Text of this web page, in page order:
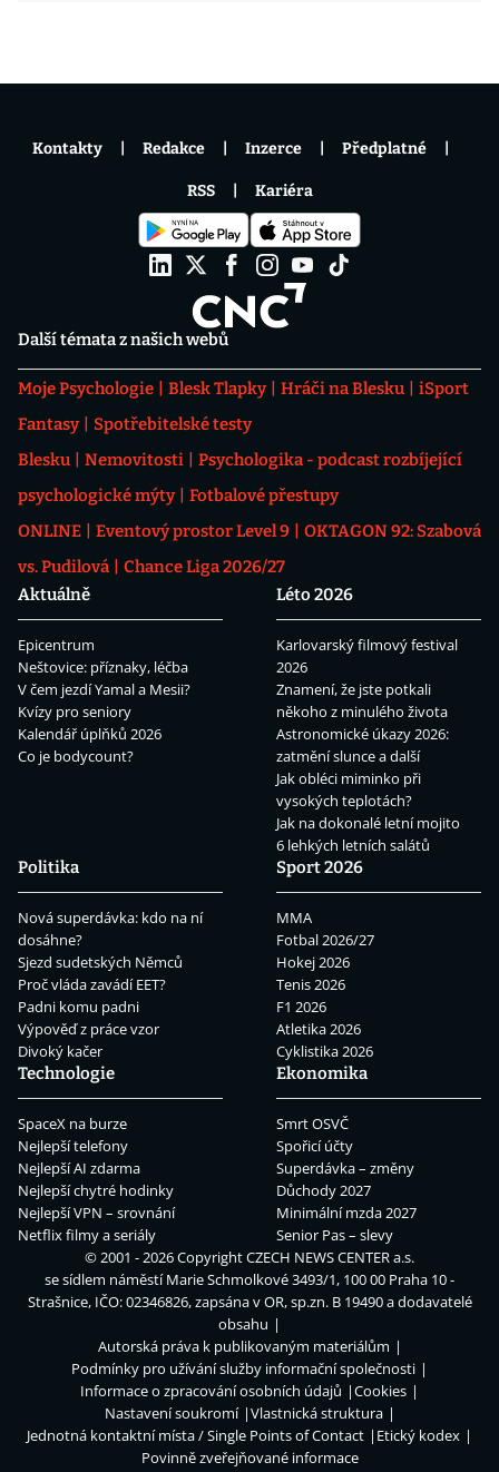
Další témata z našich webů
Moje Psychologie Blesk Tlapky Hráči na Blesku
iSport
Fantasy
Spotřebitelské testy
Blesku
Nemovitosti
Psychologika - podcast rozbíjející
psychologické mýty
Fotbalové přestupy
ONLINE
Eventový prostor Level 9
OKTAGON 92: Szabová
vs. Pudilová
Chance Liga 2026/27
Aktuálně
Epicentrum
Neštovice: příznaky, léčba
V čem jezdí Yamal a Mesii?
Kvízy pro seniory
Kalendář úplňků 2026
Co je bodycount?
Léto 2026
Karlovarský filmový festival
2026
Znamení, že jste potkali
někoho z minulého života
Astronomické úkazy 2026:
zatmění slunce a další
Jak obléci miminko při
vysokých teplotách?
Jak na dokonalé letní mojito
6 lehkých letních salátů
Politika
Nová superdávka: kdo na ní
dosáhne?
Sjezd sudetských Němců
Proč vláda zavádí EET?
Padni komu padni
Výpověď z práce vzor
Divoký kačer
Sport 2026
MMA
Fotbal 2026/27
Hokej 2026
Tenis 2026
F1 2026
Atletika 2026
Cyklistika 2026
Technologie
SpaceX na burze
Nejlepší telefony
Nejlepší AI zdarma
Nejlepší chytré hodinky
Nejlepší VPN – srovnání
Netflix filmy a seriály
Ekonomika
Smrt OSVČ
Spořicí účty
Superdávka – změny
Důchody 2027
Minimální mzda 2027
Senior Pas – slevy
Kontakty Redakce Inzerce Předplatné
RSS Kariéra
© 2001 - 2026 CopyrightCZECH NEWS CENTER a.s.
se sídlem náměstí Marie Schmolkové 3493/1, 100 00 Praha 10 -
Strašnice, IČO: 02346826, zapsána v OR, sp.zn. B 19490 a dodavatelé
obsahu
Autorská práva k publikovaným materiálům
Podmínky pro užívání služby informační společnosti
Informace o zpracování osobních údajů
Cookies
Nastavení soukromí
Vlastnická struktura
Jednotná kontaktní místa / Single Points of Contact
Etický kodex
Povinně zveřejňované informace